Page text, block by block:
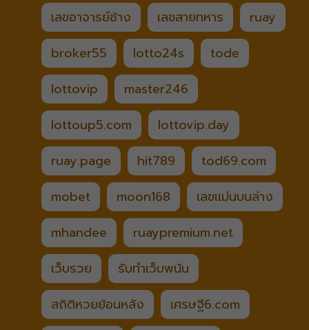
เลขอาจารย์ช้าง
เลขสายทหาร
ruay
broker55
lotto24s
tode
lottovip
master246
lottoup5.com
lottovip.day
ruay.page
hit789
tod69.com
mobet
moon168
เลขแม่นบนล่าง
mhandee
ruaypremium.net
เว็บรวย
รับทำเว็บพนัน
สถิติหวยย้อนหลัง
เศรษฐี6.com